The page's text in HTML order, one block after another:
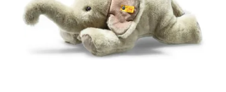
海外からのお取り寄せと言うことですが、商品はきち
んと届きますか？
ご安心ください！商品は確実にお届けします。
埼玉県 S・W 様